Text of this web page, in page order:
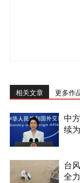
相关文章 更多作
中
续
台
全